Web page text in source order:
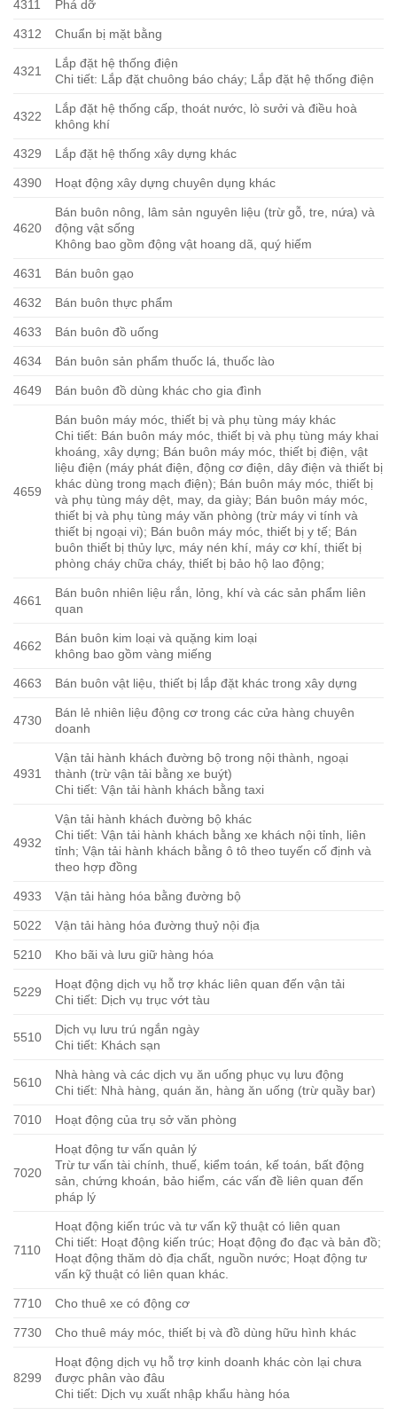
4311 Phá dỡ
4312 Chuẩn bị mặt bằng
4321
Lắp đặt hệ thống điện
Chi tiết: Lắp đặt chuông báo cháy; Lắp đặt hệ thống điện
4322
Lắp đặt hệ thống cấp, thoát nước, lò sưởi và điều hoà
không khí
4329 Lắp đặt hệ thống xây dựng khác
4390 Hoạt động xây dựng chuyên dụng khác
4620
Bán buôn nông, lâm sản nguyên liệu (trừ gỗ, tre, nứa) và
động vật sống
Không bao gồm động vật hoang dã, quý hiếm
4631 Bán buôn gạo
4632 Bán buôn thực phẩm
4633 Bán buôn đồ uống
4634 Bán buôn sản phẩm thuốc lá, thuốc lào
4649 Bán buôn đồ dùng khác cho gia đình
4659
Bán buôn máy móc, thiết bị và phụ tùng máy khác
Chi tiết: Bán buôn máy móc, thiết bị và phụ tùng máy khai
khoáng, xây dựng; Bán buôn máy móc, thiết bị điện, vật
liệu điện (máy phát điện, động cơ điện, dây điện và thiết bị
khác dùng trong mạch điện); Bán buôn máy móc, thiết bị
và phụ tùng máy dệt, may, da giày; Bán buôn máy móc,
thiết bị và phụ tùng máy văn phòng (trừ máy vi tính và
thiết bị ngoại vi); Bán buôn máy móc, thiết bị y tế; Bán
buôn thiết bị thủy lực, máy nén khí, máy cơ khí, thiết bị
phòng cháy chữa cháy, thiết bị bảo hộ lao động;
4661
Bán buôn nhiên liệu rắn, lỏng, khí và các sản phẩm liên
quan
4662
Bán buôn kim loại và quặng kim loại
không bao gồm vàng miếng
4663 Bán buôn vật liệu, thiết bị lắp đặt khác trong xây dựng
4730
Bán lẻ nhiên liệu động cơ trong các cửa hàng chuyên
doanh
4931
Vận tải hành khách đường bộ trong nội thành, ngoại
thành (trừ vận tải bằng xe buýt)
Chi tiết: Vận tải hành khách bằng taxi
4932
Vận tải hành khách đường bộ khác
Chi tiết: Vận tải hành khách bằng xe khách nội tỉnh, liên
tỉnh; Vận tải hành khách bằng ô tô theo tuyến cố định và
theo hợp đồng
4933 Vận tải hàng hóa bằng đường bộ
5022 Vận tải hàng hóa đường thuỷ nội địa
5210 Kho bãi và lưu giữ hàng hóa
5229
Hoạt động dịch vụ hỗ trợ khác liên quan đến vận tải
Chi tiết: Dịch vụ trục vớt tàu
5510
Dịch vụ lưu trú ngắn ngày
Chi tiết: Khách sạn
5610
Nhà hàng và các dịch vụ ăn uống phục vụ lưu động
Chi tiết: Nhà hàng, quán ăn, hàng ăn uống (trừ quầy bar)
7010 Hoạt động của trụ sở văn phòng
7020
Hoạt động tư vấn quản lý
Trừ tư vấn tài chính, thuế, kiểm toán, kế toán, bất động
sản, chứng khoán, bảo hiểm, các vấn đề liên quan đến
pháp lý
7110
Hoạt động kiến trúc và tư vấn kỹ thuật có liên quan
Chi tiết: Hoạt động kiến trúc; Hoạt động đo đạc và bản đồ;
Hoạt động thăm dò địa chất, nguồn nước; Hoạt động tư
vấn kỹ thuật có liên quan khác.
7710 Cho thuê xe có động cơ
7730 Cho thuê máy móc, thiết bị và đồ dùng hữu hình khác
8299
Hoạt động dịch vụ hỗ trợ kinh doanh khác còn lại chưa
được phân vào đâu
Chi tiết: Dịch vụ xuất nhập khẩu hàng hóa